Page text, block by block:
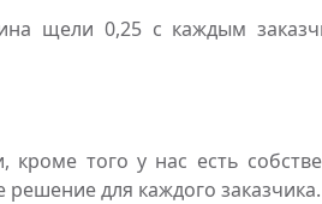
щели 0,25 с каждым
того у нас есть
для каждого заказчика.